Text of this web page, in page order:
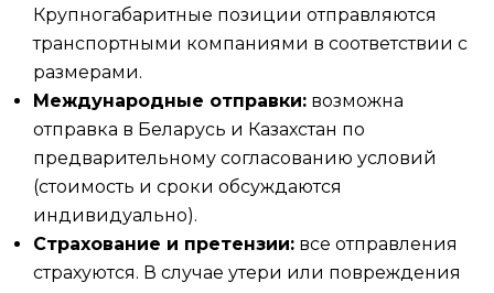
Крупногабаритные позиции отправляются
транспортными компаниями в соответствии с
размерами.
Международные отправки: возможна
отправка в Беларусь и Казахстан по
предварительному согласованию условий
(стоимость и сроки обсуждаются
индивидуально).
Страхование и претензии: все отправления
страхуются. В случае утери или повреждения